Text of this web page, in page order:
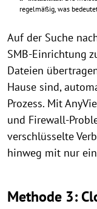
regelmäßig, was
Auf der Suche
SMB-Einrichtung
Dateien
Hause sind,
Prozess. Mit
und Firewall-
verschlüsselte
hinweg mit nur
Methode 3: